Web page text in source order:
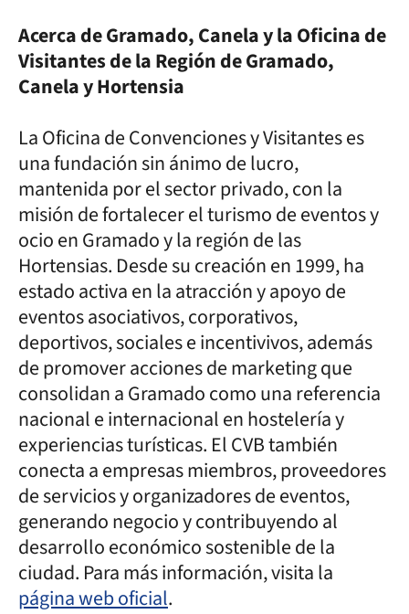
Acerca de Gramado, Canela y la Oficina de
Visitantes de la Región de Gramado,
Canela y Hortensia
La Oficina de Convenciones y Visitantes es
una fundación sin ánimo de lucro,
mantenida por el sector privado, con la
misión de fortalecer el turismo de eventos y
ocio en Gramado y la región de las
Hortensias. Desde su creación en 1999, ha
estado activa en la atracción y apoyo de
eventos asociativos, corporativos,
deportivos, sociales e incentivivos, además
de promover acciones de marketing que
consolidan a Gramado como una referencia
nacional e internacional en hostelería y
experiencias turísticas. El CVB también
conecta a empresas miembros, proveedores
de servicios y organizadores de eventos,
generando negocio y contribuyendo al
desarrollo económico sostenible de la
ciudad. Para más información, visita la
página web oficial.